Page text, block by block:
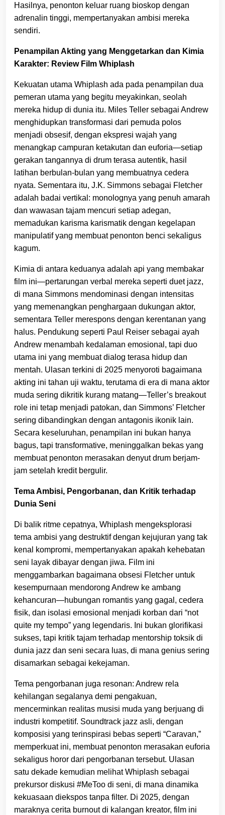
Hasilnya, penonton keluar ruang bioskop dengan
adrenalin tinggi, mempertanyakan ambisi mereka
sendiri.
Penampilan Akting yang Menggetarkan dan Kimia
Karakter: Review Film Whiplash
Kekuatan utama Whiplash ada pada penampilan dua
pemeran utama yang begitu meyakinkan, seolah
mereka hidup di dunia itu. Miles Teller sebagai Andrew
menghidupkan transformasi dari pemuda polos
menjadi obsesif, dengan ekspresi wajah yang
menangkap campuran ketakutan dan euforia—setiap
gerakan tangannya di drum terasa autentik, hasil
latihan berbulan-bulan yang membuatnya cedera
nyata. Sementara itu, J.K. Simmons sebagai Fletcher
adalah badai vertikal: monolognya yang penuh amarah
dan wawasan tajam mencuri setiap adegan,
memadukan karisma karismatik dengan kegelapan
manipulatif yang membuat penonton benci sekaligus
kagum.
Kimia di antara keduanya adalah api yang membakar
film ini—pertarungan verbal mereka seperti duet jazz,
di mana Simmons mendominasi dengan intensitas
yang memenangkan penghargaan dukungan aktor,
sementara Teller merespons dengan kerentanan yang
halus. Pendukung seperti Paul Reiser sebagai ayah
Andrew menambah kedalaman emosional, tapi duo
utama ini yang membuat dialog terasa hidup dan
mentah. Ulasan terkini di 2025 menyoroti bagaimana
akting ini tahan uji waktu, terutama di era di mana aktor
muda sering dikritik kurang matang—Teller’s breakout
role ini tetap menjadi patokan, dan Simmons’ Fletcher
sering dibandingkan dengan antagonis ikonik lain.
Secara keseluruhan, penampilan ini bukan hanya
bagus, tapi transformative, meninggalkan bekas yang
membuat penonton merasakan denyut drum berjam-
jam setelah kredit bergulir.
Tema Ambisi, Pengorbanan, dan Kritik terhadap
Dunia Seni
Di balik ritme cepatnya, Whiplash mengeksplorasi
tema ambisi yang destruktif dengan kejujuran yang tak
kenal kompromi, mempertanyakan apakah kehebatan
seni layak dibayar dengan jiwa. Film ini
menggambarkan bagaimana obsesi Fletcher untuk
kesempurnaan mendorong Andrew ke ambang
kehancuran—hubungan romantis yang gagal, cedera
fisik, dan isolasi emosional menjadi korban dari “not
quite my tempo” yang legendaris. Ini bukan glorifikasi
sukses, tapi kritik tajam terhadap mentorship toksik di
dunia jazz dan seni secara luas, di mana genius sering
disamarkan sebagai kekejaman.
Tema pengorbanan juga resonan: Andrew rela
kehilangan segalanya demi pengakuan,
mencerminkan realitas musisi muda yang berjuang di
industri kompetitif. Soundtrack jazz asli, dengan
komposisi yang terinspirasi bebas seperti “Caravan,”
memperkuat ini, membuat penonton merasakan euforia
sekaligus horor dari pengorbanan tersebut. Ulasan
satu dekade kemudian melihat Whiplash sebagai
prekursor diskusi #MeToo di seni, di mana dinamika
kekuasaan diekspos tanpa filter. Di 2025, dengan
maraknya cerita burnout di kalangan kreator, film ini